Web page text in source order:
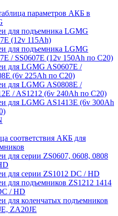
параметров АКБ в
для подъемника LGMG
(12v 115Ah)
для подъемника LGMG
/ SS0607E (12v 150Ah по С20)
для LGMG AS0607E /
(6v 225Ah по С20)
для LGMG AS0808E /
/ AS1212 (6v 240Ah по С20)
для LGMG AS1413E (6v 300Ah
соответствия АКБ для
для серии ZS0607, 0608, 0808
для серии ZS1012 DC / HD
для подъемников ZS1212 1414
/ HD
для коленчатых подъемников
ZA20JE